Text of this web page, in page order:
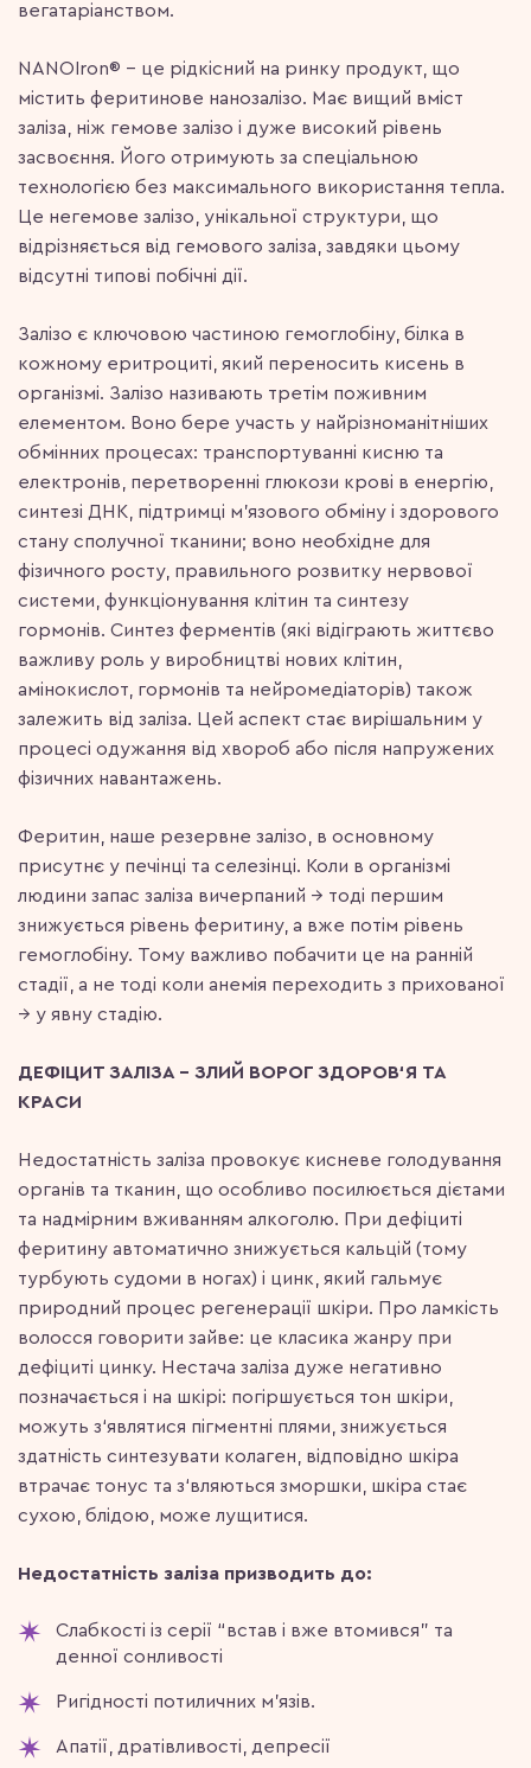
вегатаріанством.
NANOIron® – це рідкісний на ринку продукт, що
містить феритинове нанозалізо. Має вищий вміст
заліза, ніж гемове залізо і дуже високий рівень
засвоєння. Його отримують за спеціальною
технологією без максимального використання тепла.
Це негемове залізо, унікальної структури, що
відрізняється від гемового заліза, завдяки цьому
відсутні типові побічні дії.
Залізо є ключовою частиною гемоглобіну, білка в
кожному еритроциті, який переносить кисень в
організмі. Залізо називають третім поживним
елементом. Воно бере участь у найрізноманітніших
обмінних процесах: транспортуванні кисню та
електронів, перетворенні глюкози крові в енергію,
синтезі ДНК, підтримці м’язового обміну і здорового
стану сполучної тканини; воно необхідне для
фізичного росту, правильного розвитку нервової
системи, функціонування клітин та синтезу
гормонів. Синтез ферментів (які відіграють життєво
важливу роль у виробництві нових клітин,
амінокислот, гормонів та нейромедіаторів) також
залежить від заліза. Цей аспект стає вирішальним у
процесі одужання від хвороб або після напружених
фізичних навантажень.
Феритин, наше резервне залізо, в основному
присутнє у печінці та селезінці. Коли в організмі
людини запас заліза вичерпаний → тоді першим
знижується рівень феритину, а вже потім рівень
гемоглобіну. Тому важливо побачити це на ранній
стадії, а не тоді коли анемія переходить з прихованої
→ у явну стадію.
ДЕФІЦИТ ЗАЛІЗА – ЗЛИЙ ВОРОГ ЗДОРОВ‘Я ТА
КРАСИ
Недостатність заліза провокує кисневе голодування
органів та тканин, що особливо посилюється дієтами
та надмірним вживанням алкоголю. При дефіциті
феритину автоматично знижується кальцій (тому
турбують судоми в ногах) і цинк, який гальмує
природний процес регенерації шкіри. Про ламкість
волосся говорити зайве: це класика жанру при
дефіциті цинку. Нестача заліза дуже негативно
позначається і на шкірі: погіршується тон шкіри,
можуть з‘являтися пігментні плями, знижується
здатність синтезувати колаген, відповідно шкіра
втрачає тонус та з‘вляються зморшки, шкіра стає
сухою, блідою, може лущитися.
Недостатність заліза призводить до:
Слабкості із серії “встав і вже втомився” та
денної сонливості
Ригідності потиличних м’язів.
Апатії, дратівливості, депресії